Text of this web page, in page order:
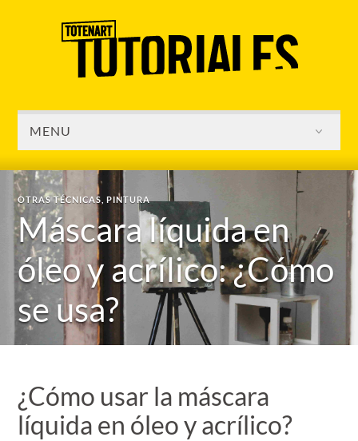
MENU
OTRAS TÉCNICAS ,PINTURA
Máscara líquida en
óleo y acrílico: ¿Cómo
se usa?
¿Cómo usar la máscara
líquida en óleo y acrílico?